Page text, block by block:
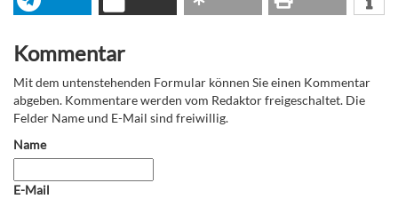
Kommentar
Mit dem untenstehenden Formular können Sie einen Kommentar
abgeben. Kommentare werden vom Redaktor freigeschaltet. Die
Felder Name und E-Mail sind freiwillig.
Name
E-Mail